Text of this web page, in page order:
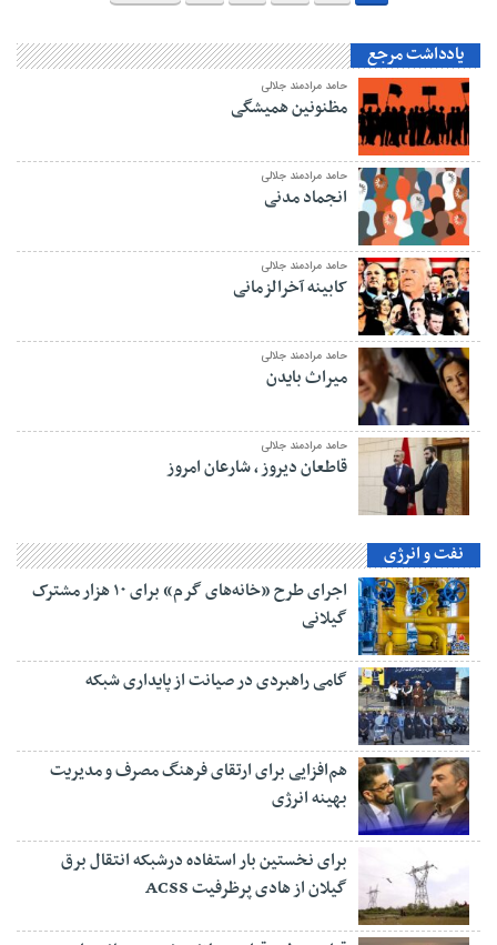
یادداشت مرجع
حامد مرادمند جلالی
مظنونین همیشگی
حامد مرادمند جلالی
انجماد مدنی
حامد مرادمند جلالی
کابینه آخرالزمانی
حامد مرادمند جلالی
میراث بایدن
حامد مرادمند جلالی
قاطعان دیروز ، شارعان امروز
نفت و انرژی
اجرای طرح «خانه‌های گرم» برای ۱۰ هزار مشترک
گیلانی
گامی راهبردی در صیانت از پایداری شبکه
هم‌افزایی برای ارتقای فرهنگ مصرف و مدیریت
بهینه انرژی
برای نخستین بار استفاده درشبکه انتقال برق
گیلان از هادی پرظرفیت ACSS